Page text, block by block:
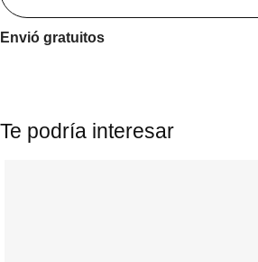
Envió gratuitos
Te podría interesar